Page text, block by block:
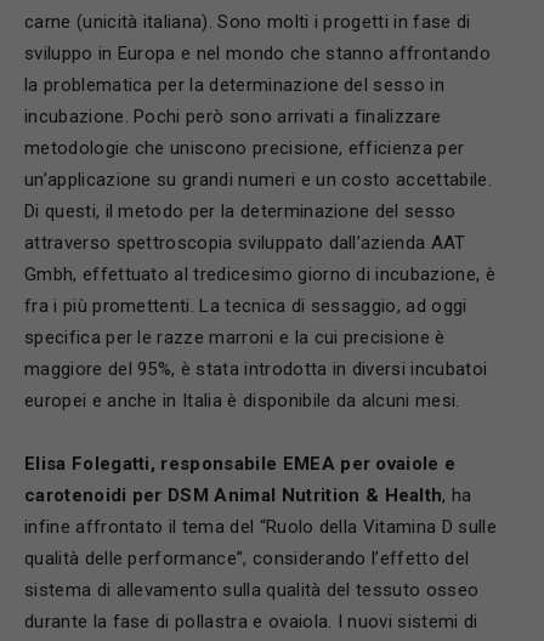
carne (unicità italiana). Sono molti i progetti in fase di
sviluppo in Europa e nel mondo che stanno affrontando
la problematica per la determinazione del sesso in
incubazione. Pochi però sono arrivati a finalizzare
metodologie che uniscono precisione, efficienza per
un’applicazione su grandi numeri e un costo accettabile.
Di questi, il metodo per la determinazione del sesso
attraverso spettroscopia sviluppato dall’azienda AAT
Gmbh, effettuato al tredicesimo giorno di incubazione, è
fra i più promettenti. La tecnica di sessaggio, ad oggi
specifica per le razze marroni e la cui precisione è
maggiore del 95%, è stata introdotta in diversi incubatoi
europei e anche in Italia è disponibile da alcuni mesi.
Elisa Folegatti, responsabile EMEA per ovaiole e
carotenoidi per DSM Animal Nutrition & Health, ha
infine affrontato il tema del “Ruolo della Vitamina D sulle
qualità delle performance”, considerando l’effetto del
sistema di allevamento sulla qualità del tessuto osseo
durante la fase di pollastra e ovaiola. I nuovi sistemi di